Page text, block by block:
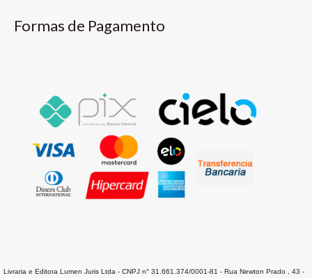
Formas de Pagamento
Livraria e Editora Lumen Juris Ltda - CNPJ n° 31.661.374/0001-81 - Rua Newton Prado , 43 -